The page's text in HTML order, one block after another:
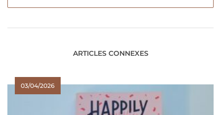
ARTICLES CONNEXES
03/04/2026